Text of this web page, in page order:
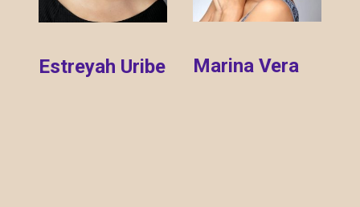
Estreyah Uribe Marina Vera